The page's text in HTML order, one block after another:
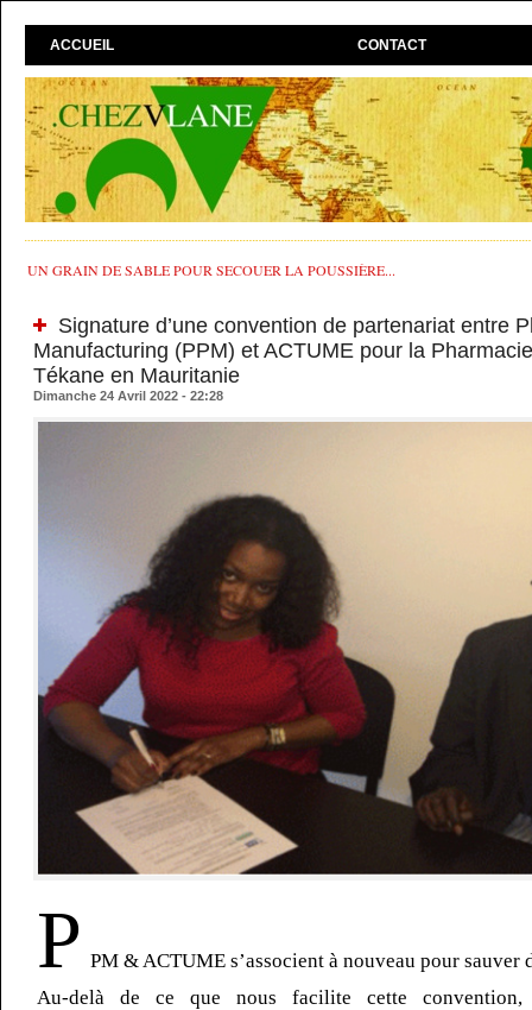
ACCUEIL CONTACT
UN GRAIN DE SABLE POUR SECOUER LA POUSSIÈRE...
Signature d’une convention de partenariat entre
Manufacturing (PPM) et ACTUME pour la
Tékane en Mauritanie
Dimanche 24 Avril 2022 - 22:28
P PM & ACTUME s’associent à nouveau pour sauver
Au-delà de ce que nous facilite cette convention,